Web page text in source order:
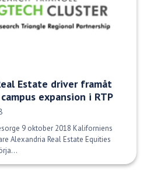
Estate driver framåt
expansion i RTP
9 oktober 2018 Kaliforniens
Alexandria Real Estate Equities